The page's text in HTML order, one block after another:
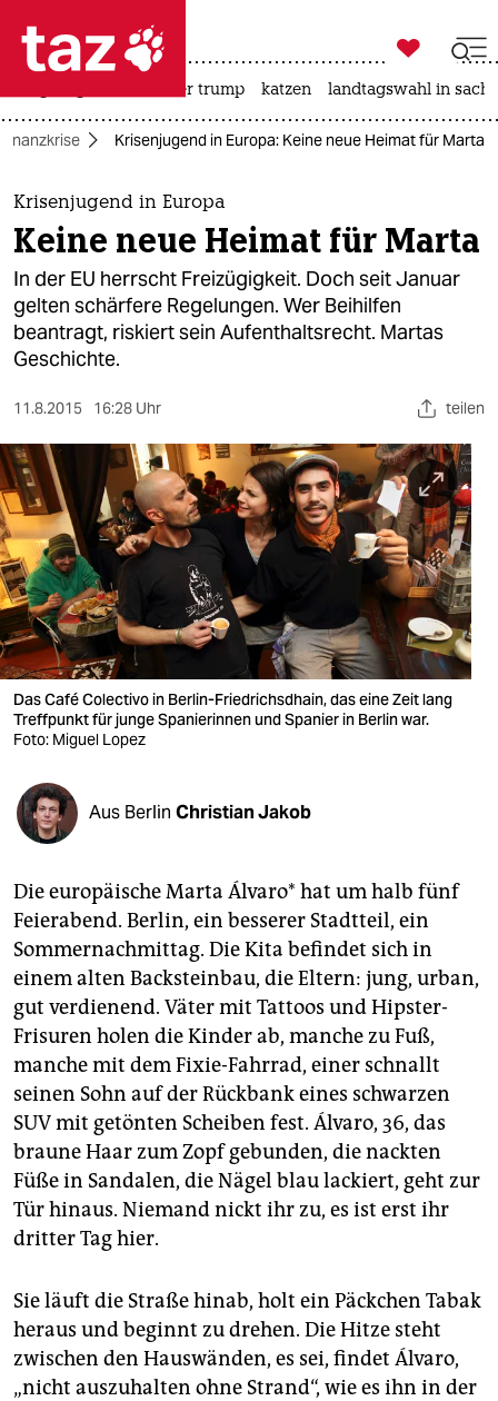
 taz zahl ich
taz zahl ich
themen
politik
öko
gesellschaft
kultur
sport
berlin
nord
wahrheit
verlag
verlag
veranstaltungen
shop
fragen & hilfe
abo
genossenschaft
epaper login

taz zahl ich
usa unter trump katzen landtagswahl in
Finanzkrise Krisenjugend in Europa: Keine neue Heimat für Marta
Krisenjugend in Europa
Keine neue Heimat für Marta
In der EU herrscht Freizügigkeit. Doch seit Januar
gelten schärfere Regelungen. Wer Beihilfen
beantragt, riskiert sein Aufenthaltsrecht. Martas
Geschichte.
11.8.2015 16:28 Uhr teilen
Das Café Colectivo in Berlin-Friedrichsdhain, das eine Zeit lang
Treffpunkt für junge Spanierinnen und Spanier in Berlin war.
Foto: Miguel Lopez
Aus Berlin Christian Jakob
Die europäische Marta Álvaro* hat um halb fünf
Feierabend. Berlin, ein besserer Stadtteil, ein
Sommernachmittag. Die Kita befindet sich in
einem alten Backsteinbau, die Eltern: jung, urban,
gut verdienend. Väter mit Tattoos und Hipster-
Frisuren holen die Kinder ab, manche zu Fuß,
manche mit dem Fixie-Fahrrad, einer schnallt
seinen Sohn auf der Rückbank eines schwarzen
SUV mit getönten Scheiben fest. Álvaro, 36, das
braune Haar zum Zopf gebunden, die nackten
Füße in Sandalen, die Nägel blau lackiert, geht zur
Tür hinaus. Niemand nickt ihr zu, es ist erst ihr
dritter Tag hier.
Sie läuft die Straße hinab, holt ein Päckchen Tabak
heraus und beginnt zu drehen. Die Hitze steht
zwischen den Hauswänden, es sei, findet Álvaro,
„nicht auszuhalten ohne Strand“, wie es ihn in der